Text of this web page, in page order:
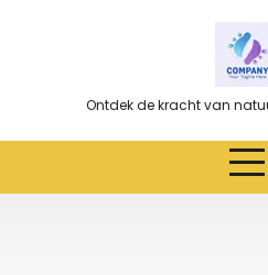
Ontdek de kracht van